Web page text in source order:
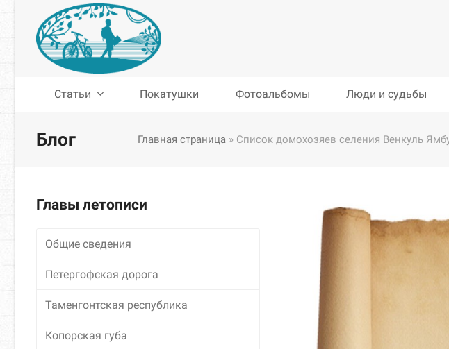
Статьи Покатушки Фотоальбомы Люди и судьбы
Блог Главная страница » Список домохозяев селения Венкуль
Главы летописи
Общие сведения
Петергофская дорога
Таменгонтская республика
Копорская губа